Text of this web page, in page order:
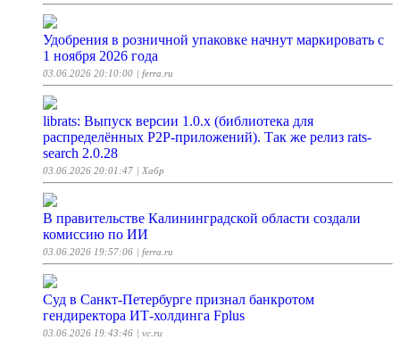
Удобрения в розничной упаковке начнут маркировать с
1 ноября 2026 года
03.06.2026 20:10:00 | ferra.ru
librats: Выпуск версии 1.0.x (библиотека для
распределённых P2P-приложений). Так же релиз rats-
search 2.0.28
03.06.2026 20:01:47 | Хабр
В правительстве Калининградской области создали
комиссию по ИИ
03.06.2026 19:57:06 | ferra.ru
Суд в Санкт-Петербурге признал банкротом
гендиректора ИТ-холдинга Fplus
03.06.2026 19:43:46 | vc.ru